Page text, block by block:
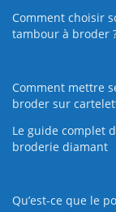
Comment choisir
tambour à broder
Comment mettre
broder sur
Le guide complet
broderie diamant
Qu’est-ce que le